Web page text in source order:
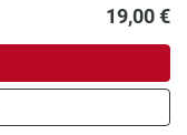
19,00 €